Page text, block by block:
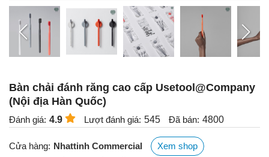
Bàn chải đánh răng cao cấp Usetool@Company
(Nội địa Hàn Quốc)
Đánh giá: 4.9 Lượt đánh giá: 545 Đã bán: 4800
Cửa hàng: Nhattinh Commercial
Xem shop